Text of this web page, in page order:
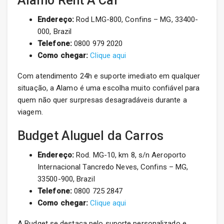
Endereço:Rod LMG-800, Confins – MG, 33400-
000, Brazil
Telefone:0800 979 2020
Como chegar: Clique aqui
Com atendimento 24h e suporte imediato em qualquer
situação, a Alamo é uma escolha muito confiável para
quem não quer surpresas desagradáveis durante a
viagem.
Budget Aluguel da Carros
Endereço:Rod. MG-10, km 8, s/n Aeroporto
Internacional Tancredo Neves, Confins – MG,
33500-900, Brazil
Telefone:0800 725 2847
Como chegar: Clique aqui